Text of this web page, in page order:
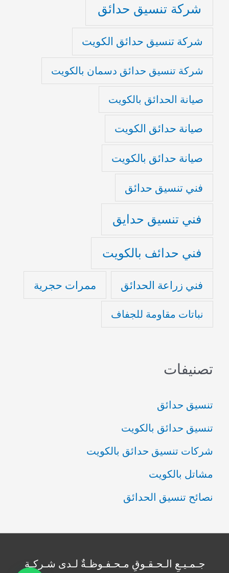
شركة تنسيق حدائق
شركة تنسيق حدائق الكويت
شركة تنسيق حدائق دسمان بالكويت
صيانة الحدائق بالكويت
صيانة حدائق الكويت
صيانة حدائق بالكويت
فني تنسيق حدائق
فني تنسيق حدايق
فني حدائف بالكويت
فني زراعة الحدائق ممرات حجرية
نباتات مقاومة للجفاف
تصنيفات
تنسيق حدائق
تنسيق حدائق بالكويت
شركات تنسيق حدائق بالكويت
مشاتل بالكويت
نصائح تنسيق الحدائق
جـمـيـعِ الـحـقـوقِ مـحـفـوظـةٌ لـدى شـركـةِ